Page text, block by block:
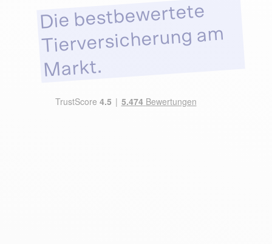
Die bestbewertete
Tierversicherung am
Markt.